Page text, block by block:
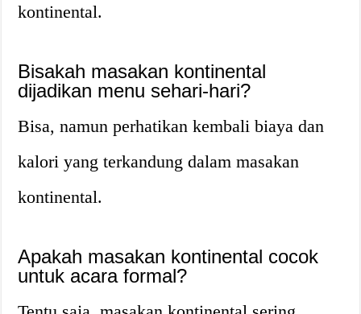
kontinental.
Bisakah masakan kontinental
dijadikan menu sehari-hari?
Bisa, namun perhatikan kembali biaya dan
kalori yang terkandung dalam masakan
kontinental.
Apakah masakan kontinental cocok
untuk acara formal?